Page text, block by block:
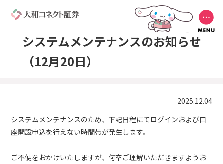
システムメンテナンスのお知らせ
（12月20日）
2025.12.04
システムメンテナンスのため、下記日程にてログインおよび口
座開設申込を行えない時間帯が発生します。
ご不便をおかけいたしますが、何卒ご理解いただきますようお